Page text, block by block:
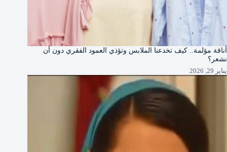
أناقة مؤلمة.. كيف تخدعنا الملابس وتؤذي العمود الفقري دون أن
نشعر؟
يناير 29, 2026